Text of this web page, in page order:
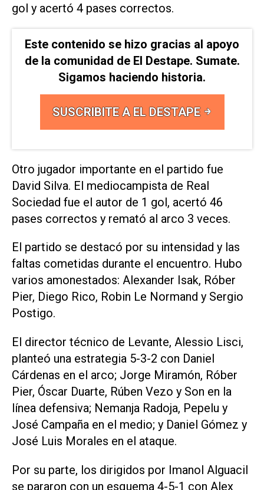
gol y acertó 4 pases correctos.
Este contenido se hizo gracias al apoyo
de la comunidad de El Destape. Sumate.
Sigamos haciendo historia.
SUSCRIBITE A EL DESTAPE
Otro jugador importante en el partido fue
David Silva. El mediocampista de Real
Sociedad fue el autor de 1 gol, acertó 46
pases correctos y remató al arco 3 veces.
El partido se destacó por su intensidad y las
faltas cometidas durante el encuentro. Hubo
varios amonestados: Alexander Isak, Róber
Pier, Diego Rico, Robin Le Normand y Sergio
Postigo.
El director técnico de Levante, Alessio Lisci,
planteó una estrategia 5-3-2 con Daniel
Cárdenas en el arco; Jorge Miramón, Róber
Pier, Óscar Duarte, Rúben Vezo y Son en la
línea defensiva; Nemanja Radoja, Pepelu y
José Campaña en el medio; y Daniel Gómez y
José Luis Morales en el ataque.
Por su parte, los dirigidos por Imanol Alguacil
se pararon con un esquema 4-5-1 con Alex